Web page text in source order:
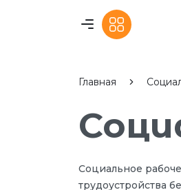
Главная
Социальное
трудоустройства